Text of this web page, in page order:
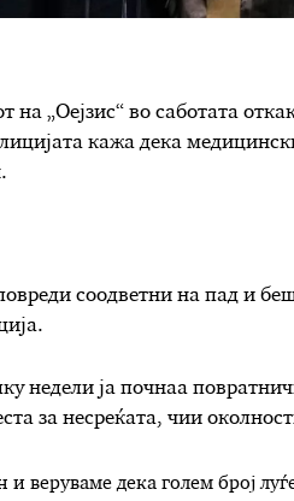
на „Оејзис“ во саботата
кажа дека
соодветни на пад и
недели ја почнаа
за несреќата, чии
веруваме дека голем број луѓ